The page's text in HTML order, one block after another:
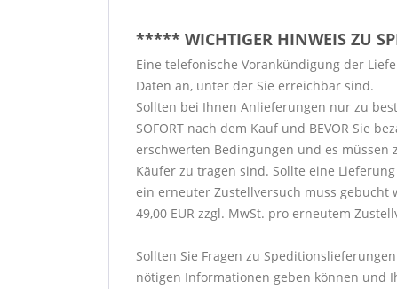
***** WICHTIGER HINWEIS ZU
Eine telefonische Vorankündigung der
Daten an, unter der Sie erreichbar sind.
Sollten bei Ihnen Anlieferungen nur zu
SOFORT nach dem Kauf und BEVOR Sie
erschwerten Bedingungen und es
Käufer zu tragen sind. Sollte eine
ein erneuter Zustellversuch muss
49,00 EUR zzgl. MwSt. pro erneutem
Sollten Sie Fragen zu
nötigen Informationen geben können und